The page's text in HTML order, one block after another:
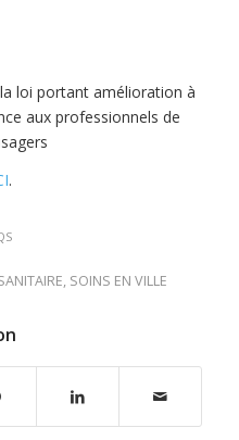
loi portant amélioration à
aux professionnels de
.
, SOINS EN VILLE